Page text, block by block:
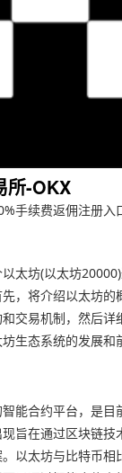
所-OKX
手续费返佣注册入
太坊(以太坊
，将介绍以太坊的
交易机制，然后详
生态系统的发展和
能合约平台，是目
旨在通过区块链技
以太坊与比特币相